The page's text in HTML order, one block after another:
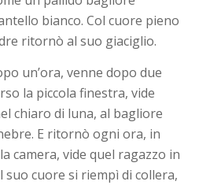
bianco. Col cuore pieno
ritornò al suo giaciglio.
un’ora, venne dopo due
la piccola finestra, vide
chiaro di luna, al bagliore
E ritornò ogni ora, in
camera, vide quel ragazzo in
suo cuore si riempì di collera,